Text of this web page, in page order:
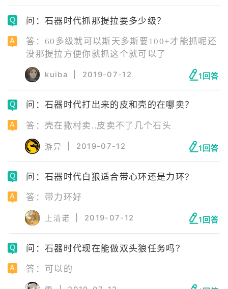
问：石器时代抓那提拉要多少级？
答：60多级就可以斯天多斯要100+才能抓呢还
没那提拉方便你就抓这个就可以了
kuiba 2019-07-12 1回答
问：石器时代打出来的皮和壳的在哪卖？
答：壳在撒村卖..皮卖不了几个石头
游异 2019-07-12 1回答
问：石器时代白狼适合带心环还是力环?
答：带力环好
上清诺 2019-07-12 1回答
问：石器时代现在能做双头狼任务吗？
答：可以的